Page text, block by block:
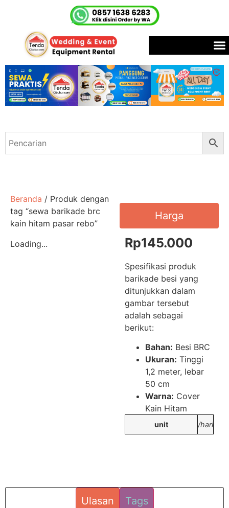
Beranda / Produk dengan
tag “sewa barikade brc
kain hitam pasar rebo”
Loading...
Harga
Rp145.000
Spesifikasi produk
barikade besi yang
ditunjukkan dalam
gambar tersebut
adalah sebagai
berikut:
Bahan: Besi BRC
Ukuran: Tinggi
1,2 meter, lebar
50 cm
Warna: Cover
Kain Hitam
unit /hari
Ulasan Tags